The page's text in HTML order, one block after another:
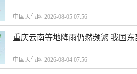
中国天气网 2026-08-05 07:56
重庆云南等地降雨仍然频繁 我国
中国天气网 2026-08-04 07:56